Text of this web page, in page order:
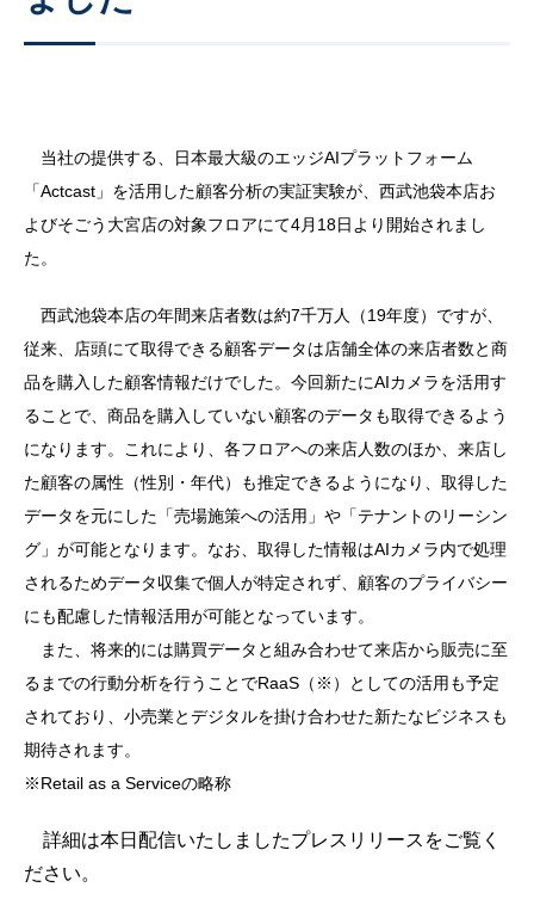
当社の提供する、日本最大級のエッジAIプラットフォーム
「Actcast」を活用した顧客分析の実証実験が、西武池袋本店お
よびそごう大宮店の対象フロアにて4月18日より開始されまし
た。
西武池袋本店の年間来店者数は約7千万人（19年度）ですが、
従来、店頭にて取得できる顧客データは店舗全体の来店者数と商
品を購入した顧客情報だけでした。今回新たにAIカメラを活用す
ることで、商品を購入していない顧客のデータも取得できるよう
になります。これにより、各フロアへの来店人数のほか、来店し
た顧客の属性（性別・年代）も推定できるようになり、取得した
データを元にした「売場施策への活用」や「テナントのリーシン
グ」が可能となります。なお、取得した情報はAIカメラ内で処理
されるためデータ収集で個人が特定されず、顧客のプライバシー
にも配慮した情報活用が可能となっています。
また、将来的には購買データと組み合わせて来店から販売に至
るまでの行動分析を行うことでRaaS（※）としての活用も予定
されており、小売業とデジタルを掛け合わせた新たなビジネスも
期待されます。
※Retail as a Serviceの略称
詳細は本日配信いたしましたプレスリリースをご覧く
ださい。